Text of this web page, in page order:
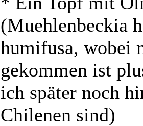
(Muehlenbeckia
humifusa, wobei
gekommen ist
ich später noch
Chilenen sind)